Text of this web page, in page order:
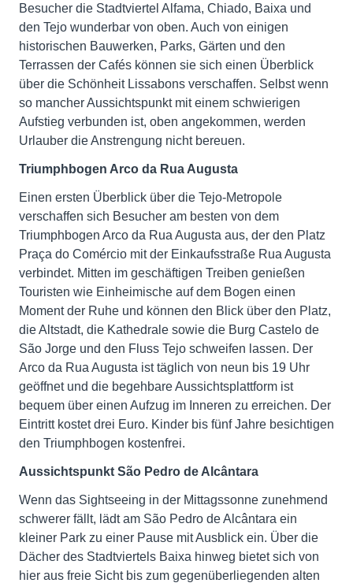
Besucher die Stadtviertel Alfama, Chiado, Baixa und
den Tejo wunderbar von oben. Auch von einigen
historischen Bauwerken, Parks, Gärten und den
Terrassen der Cafés können sie sich einen Überblick
über die Schönheit Lissabons verschaffen. Selbst wenn
so mancher Aussichtspunkt mit einem schwierigen
Aufstieg verbunden ist, oben angekommen, werden
Urlauber die Anstrengung nicht bereuen.
Triumphbogen Arco da Rua Augusta
Einen ersten Überblick über die Tejo-Metropole
verschaffen sich Besucher am besten von dem
Triumphbogen Arco da Rua Augusta aus, der den Platz
Praça do Comércio mit der Einkaufsstraße Rua Augusta
verbindet. Mitten im geschäftigen Treiben genießen
Touristen wie Einheimische auf dem Bogen einen
Moment der Ruhe und können den Blick über den Platz,
die Altstadt, die Kathedrale sowie die Burg Castelo de
São Jorge und den Fluss Tejo schweifen lassen. Der
Arco da Rua Augusta ist täglich von neun bis 19 Uhr
geöffnet und die begehbare Aussichtsplattform ist
bequem über einen Aufzug im Inneren zu erreichen. Der
Eintritt kostet drei Euro. Kinder bis fünf Jahre besichtigen
den Triumphbogen kostenfrei.
Aussichtspunkt São Pedro de Alcântara
Wenn das Sightseeing in der Mittagssonne zunehmend
schwerer fällt, lädt am São Pedro de Alcântara ein
kleiner Park zu einer Pause mit Ausblick ein. Über die
Dächer des Stadtviertels Baixa hinweg bietet sich von
hier aus freie Sicht bis zum gegenüberliegenden alten